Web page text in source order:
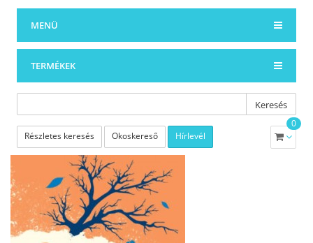
MENÜ
TERMÉKEK
Keresés
Részletes keresés Okoskereső Hírlevél
0